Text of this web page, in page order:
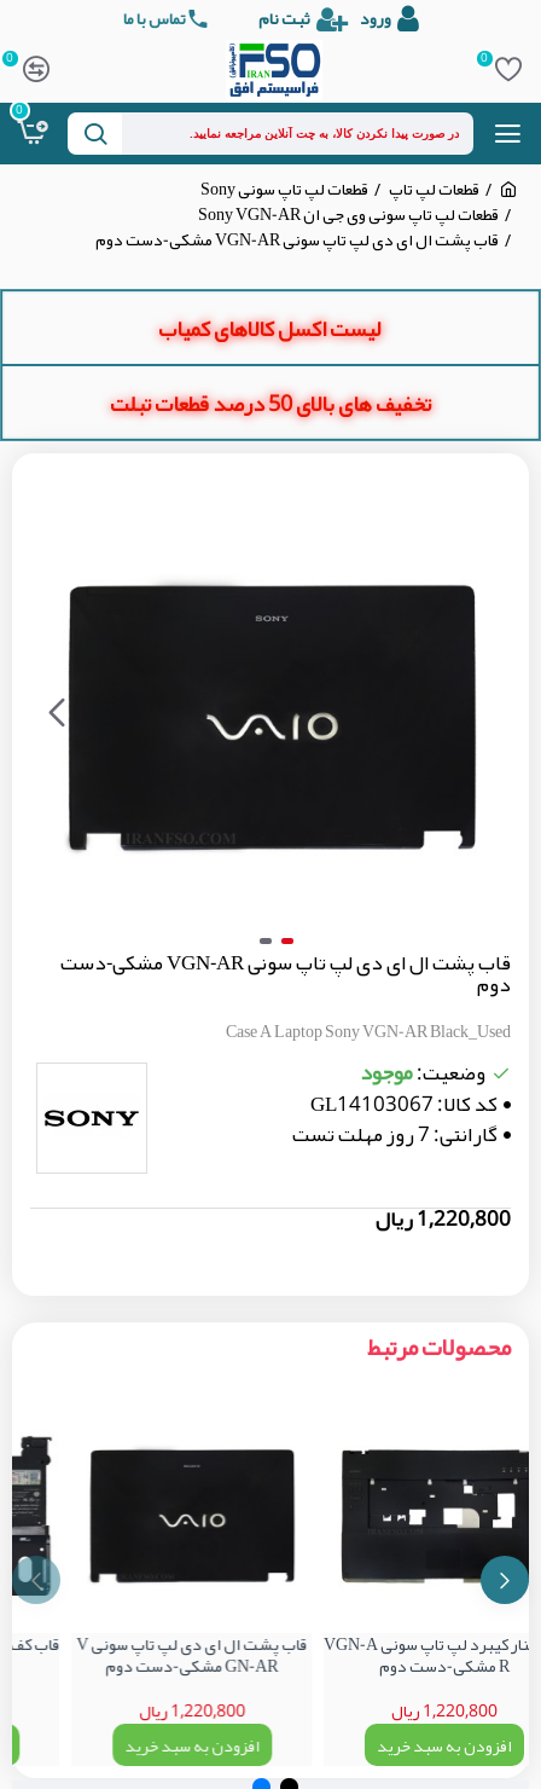
ورود ثبت نام تماس با ما
0
0
0
قطعات لپ تاپ قطعات لپ تاپ سونی Sony
قطعات لپ تاپ سونی وی جی ان Sony VGN-AR
قاب پشت ال ای دی لپ تاپ سونی VGN-AR مشکی-دست دوم
لیست اکسل کالاهای کمیاب
تخفیف های بالای 50 درصد قطعات تبلت
قاب پشت ال ای دی لپ تاپ سونی VGN-AR مشکی-دست
دوم
Case A Laptop Sony VGN-AR Black_Used
وضعیت:موجود
کد کالا:GL14103067
گارانتی:7 روز مهلت تست
1,220,800 ریال
محصولات مرتبط
قاب کنار کیبرد لپ تاپ سونی VGN-A
R مشکی-دست دوم
1,220,800 ریال
افزودن به سبد خرید
قاب پشت ال ای دی لپ تاپ سونی V
GN-AR مشکی-دست دوم
1,220,800 ریال
افزودن به سبد خرید